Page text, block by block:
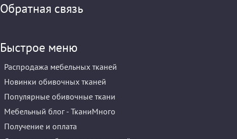
Обратная связь
Быстрое меню
Распродажа мебельных тканей
Новинки обивочных тканей
Популярные обивочные ткани
Мебельный блог - ТканиМного
Получение и оплата